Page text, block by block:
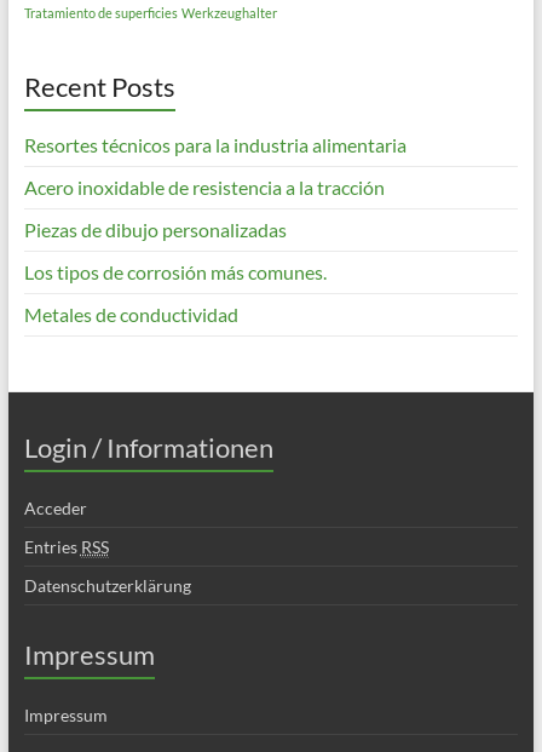
Tratamiento de superficies Werkzeughalter
Recent Posts
Resortes técnicos para la industria alimentaria
Acero inoxidable de resistencia a la tracción
Piezas de dibujo personalizadas
Los tipos de corrosión más comunes.
Metales de conductividad
Login / Informationen
Acceder
Entries RSS
Datenschutzerklärung
Impressum
Impressum